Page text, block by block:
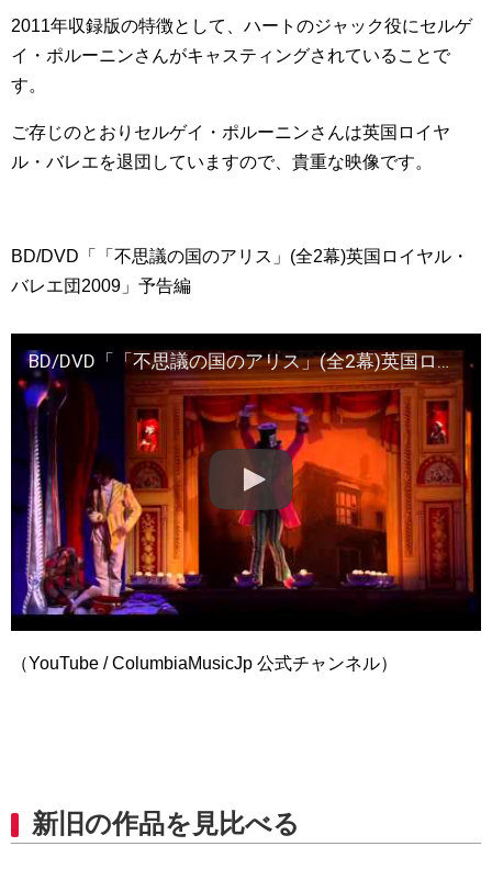
2011年収録版の特徴として、ハートのジャック役にセルゲ
イ・ポルーニンさんがキャスティングされていることで
す。
ご存じのとおりセルゲイ・ポルーニンさんは英国ロイヤ
ル・バレエを退団していますので、貴重な映像です。
BD/DVD「「不思議の国のアリス」(全2幕)英国ロイヤル・
バレエ団2009」予告編
BD/DVD「「不思議の国のアリス」(全2幕)英国ロイヤル・バレエ団2009」予告編
（YouTube / ColumbiaMusicJp 公式チャンネル）
新旧の作品を見比べる